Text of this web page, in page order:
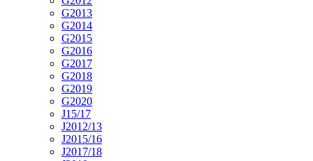
G2013
G2014
G2015
G2016
G2017
G2018
G2019
G2020
J15/17
J2012/13
J2015/16
J2017/18